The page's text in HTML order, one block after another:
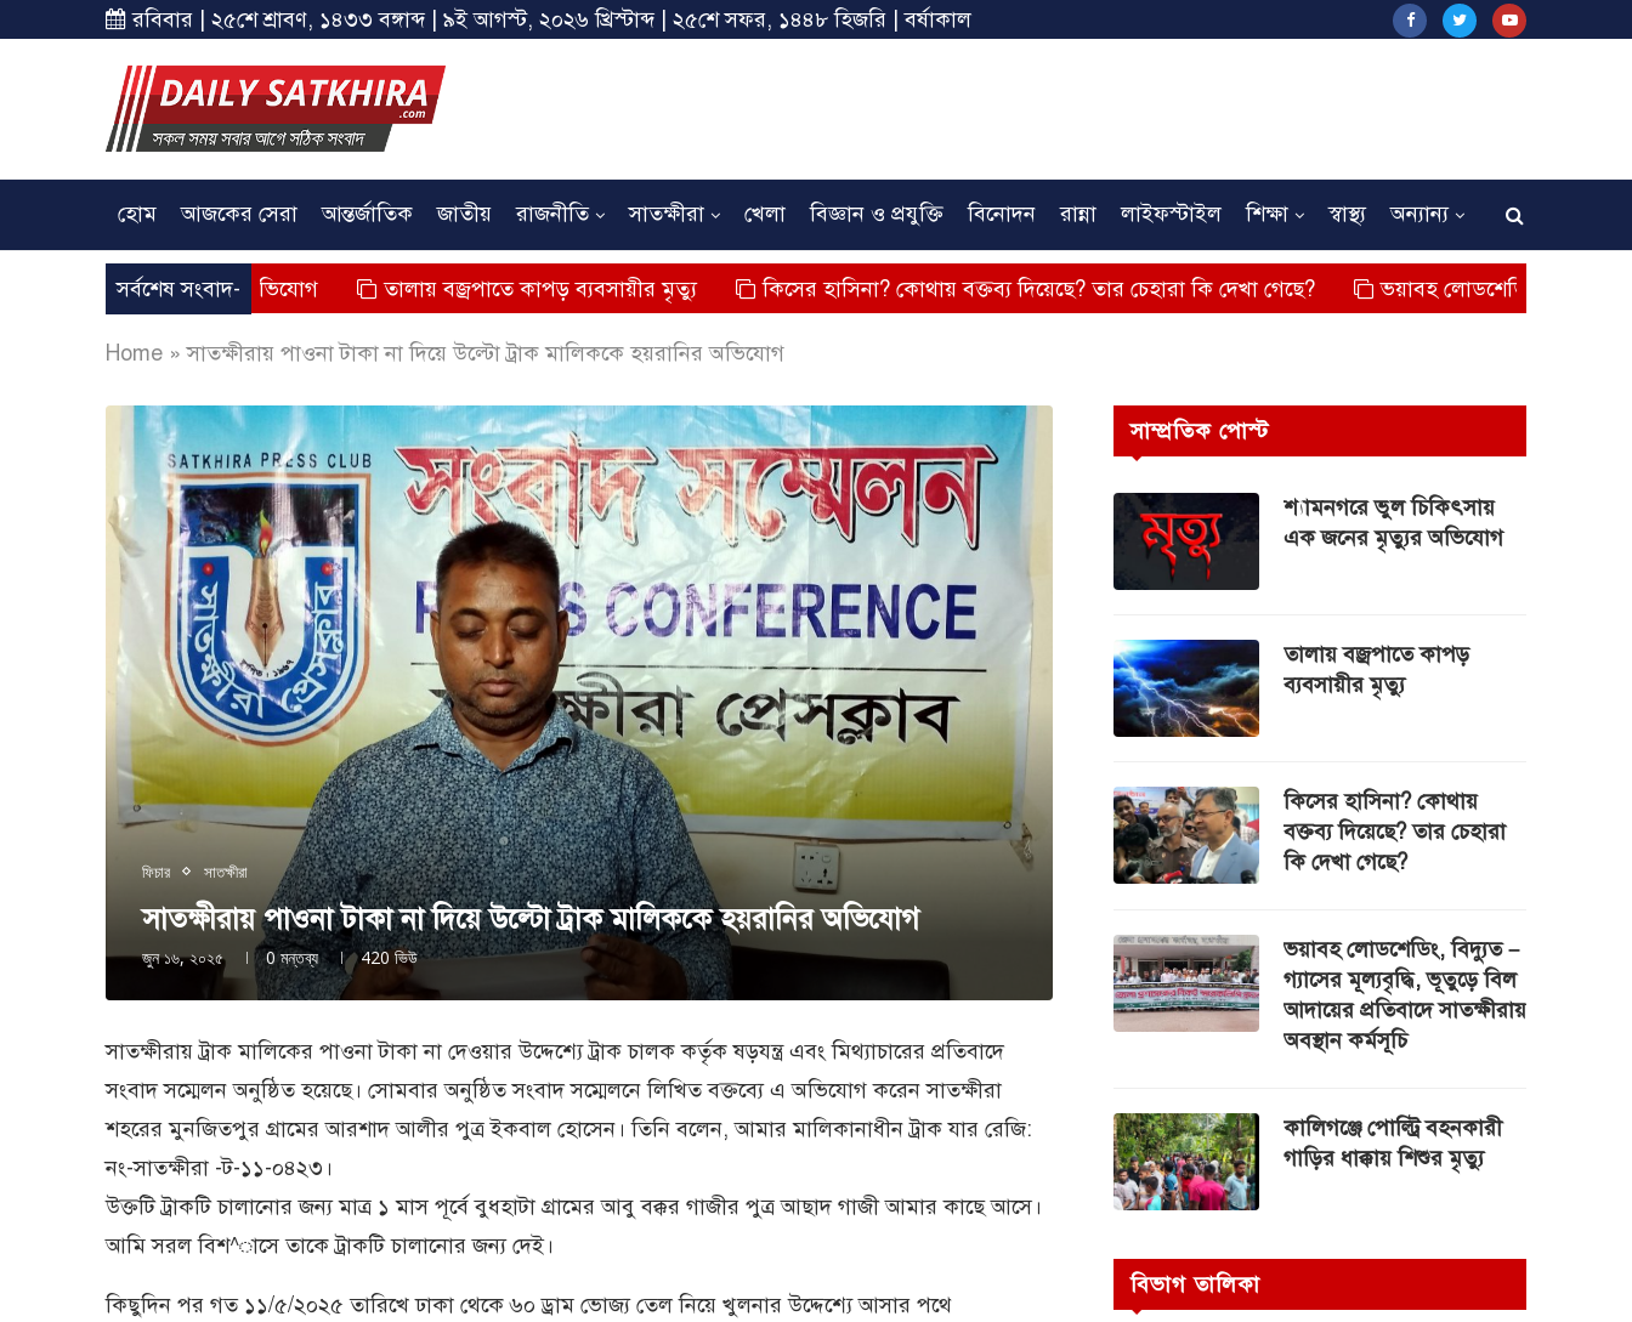
রবিবার | ২৫শে শ্রাবণ, ১৪৩৩ বঙ্গাব্দ | ৯ই আগস্ট, ২০২৬ খ্রিস্টাব্দ | ২৫শে সফর, ১৪৪৮ হিজরি | বর্ষাকাল
হোম আজকের সেরা আন্তর্জাতিক জাতীয় রাজনীতি সাতক্ষীরা খেলা বিজ্ঞান ও প্রযুক্তি বিনোদন রান্না লাইফস্টাইল শিক্ষা স্বাস্থ্য অন্যান্য
সর্বশেষ সংবাদ-
জনের মৃত্যুর অভিযোগ তালায় বজ্রপাতে কাপড় ব্যবসায়ীর মৃত্যু কিসের হাসিনা? কোথায় বক্তব্য দিয়েছে? তার চেহারা কি দেখা গেছে? ভয়াবহ লোডশেডিং, বিদ্যুত – গ্যাসের
Home »সাতক্ষীরায় পাওনা টাকা না দিয়ে উল্টো ট্রাক মালিককে হয়রানির অভিযোগ
ফিচার সাতক্ষীরা
সাতক্ষীরায় পাওনা টাকা না দিয়ে উল্টো ট্রাক মালিককে হয়রানির অভিযোগ
জুন ১৬, ২০২৫ 0 মন্তব্য 420ভিউ
সাতক্ষীরায় ট্রাক মালিকের পাওনা টাকা না দেওয়ার উদ্দেশ্যে ট্রাক চালক কর্তৃক ষড়যন্ত্র এবং মিথ্যাচারের প্রতিবাদে
সংবাদ সম্মেলন অনুষ্ঠিত হয়েছে। সোমবার অনুষ্ঠিত সংবাদ সম্মেলনে লিখিত বক্তব্যে এ অভিযোগ করেন সাতক্ষীরা
শহরের মুনজিতপুর গ্রামের আরশাদ আলীর পুত্র ইকবাল হোসেন। তিনি বলেন, আমার মালিকানাধীন ট্রাক যার রেজি:
নং-সাতক্ষীরা -ট-১১-০৪২৩।
উক্তটি ট্রাকটি চালানোর জন্য মাত্র ১ মাস পূর্বে বুধহাটা গ্রামের আবু বক্কর গাজীর পুত্র আছাদ গাজী আমার কাছে আসে।
আমি সরল বিশ^াসে তাকে ট্রাকটি চালানোর জন্য দেই।
কিছুদিন পর গত ১১/৫/২০২৫ তারিখে ঢাকা থেকে ৬০ ড্রাম ভোজ্য তেল নিয়ে খুলনার উদ্দেশ্যে আসার পথে
সাম্প্রতিক পোস্ট
শ্যামনগরে ভুল চিকিৎসায়
এক জনের মৃত্যুর অভিযোগ
তালায় বজ্রপাতে কাপড়
ব্যবসায়ীর মৃত্যু
কিসের হাসিনা? কোথায়
বক্তব্য দিয়েছে? তার চেহারা
কি দেখা গেছে?
ভয়াবহ লোডশেডিং, বিদ্যুত –
গ্যাসের মূল্যবৃদ্ধি, ভূতুড়ে বিল
আদায়ের প্রতিবাদে সাতক্ষীরায়
অবস্থান কর্মসূচি
কালিগঞ্জে পোল্ট্রি বহনকারী
গাড়ির ধাক্কায় শিশুর মৃত্যু
বিভাগ তালিকা